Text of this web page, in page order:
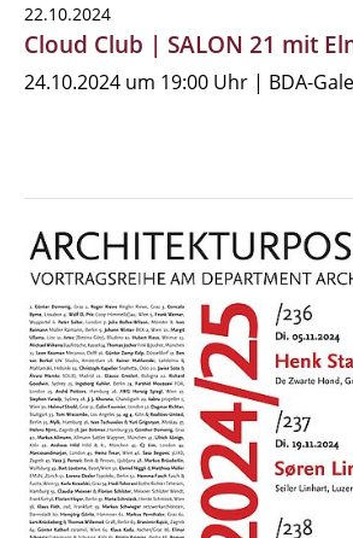
22.10.2024
Cloud Club | SALON 21 mit
24.10.2024 um 19:00 Uhr | BDA-